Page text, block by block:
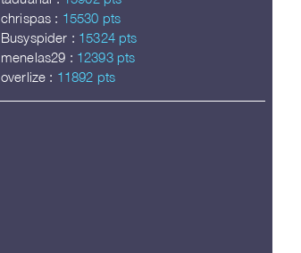
chrispas : 15530 pts
Busyspider : 15324 pts
menelas29 : 12393 pts
overlize : 11892 pts